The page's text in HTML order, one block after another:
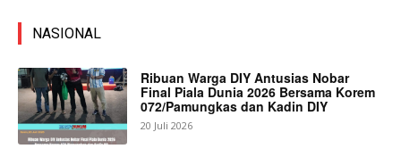
NASIONAL
Ribuan Warga DIY Antusias Nobar
Final Piala Dunia 2026 Bersama Korem
072/Pamungkas dan Kadin DIY
20 Juli 2026